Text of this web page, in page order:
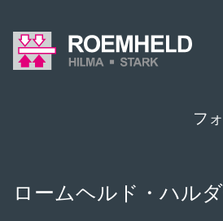
フ
ロームヘルド・ハル